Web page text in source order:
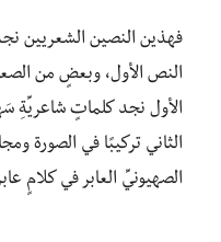
فهذين النصين الشعريين
النص الأول، وبعضٍ من
الأول نجد كلماتٍ شاعريِّةِ
الثاني تركيبًا في الصورة
الصهيونيِّ العابر في كلامٍ